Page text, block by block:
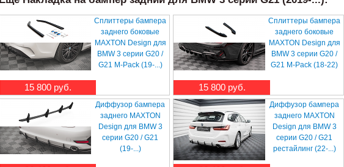
15 800 руб.
Сплиттеры бампера
заднего боковые
MAXTON Design для
BMW 3 серии G20 /
G21 M-Pack (19-...)
15 800 руб.
Сплиттеры бампера
заднего боковые
MAXTON Design для
BMW 3 серии G20 /
G21 M-Pack (18-22)
Диффузор бампера
заднего MAXTON
Design для BMW 3
серии G20 / G21
(19-...)
Диффузор бампера
заднего MAXTON
Design для BMW 3
серии G20 / G21
рестайлинг (22-...)